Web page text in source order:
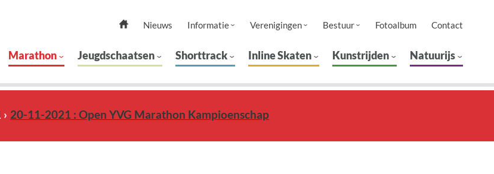
Nieuws Informatie Verenigingen Bestuur Fotoalbum Contact
Marathon Jeugdschaatsen Shorttrack Inline Skaten Kunstrijden Natuurijs
20-11-2021 : Open YVG Marathon Kampioenschap